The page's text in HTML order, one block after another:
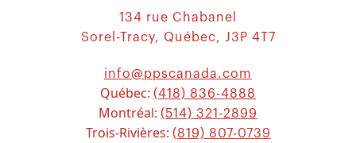
134 rue Chabanel
Sorel-Tracy, Québec, J3P 4T7
info@ppscanada.com
Québec: (418) 836-4888
Montréal: (514) 321-2899
Trois-Rivières: (819) 807-0739